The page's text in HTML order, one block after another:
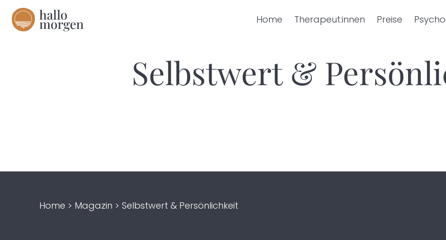
Home Therapeut:innen Preise
Selbstwert &
Home > Magazin > Selbstwert & Persönlichkeit